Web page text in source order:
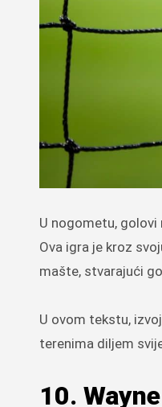
U nogometu, golovi nisu uvijek samo obični sportski trenuci već prava umjetnička djela koja ostavljaju gledatelje bez daha.
Ova igra je kroz
mašte, stvarajući
U ovom tekstu,
terenima diljem
10.